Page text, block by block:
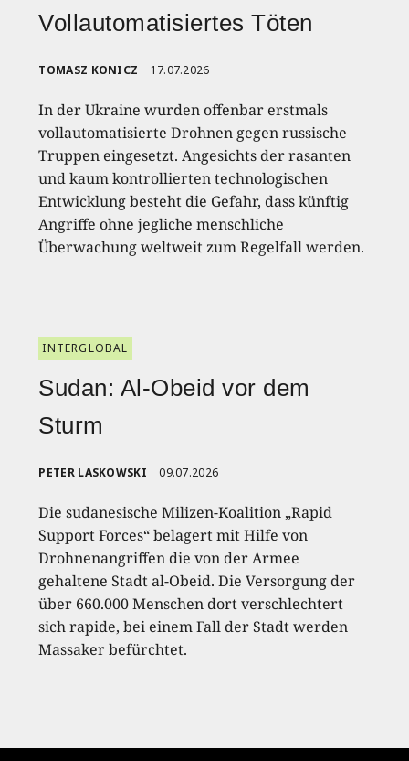
Vollautomatisiertes Töten
TOMASZ KONICZ 17.07.2026
In der Ukraine wurden offenbar erstmals
vollautomatisierte Drohnen gegen russische
Truppen eingesetzt. Angesichts der rasanten
und kaum kontrollierten technologischen
Entwicklung besteht die Gefahr, dass künftig
Angriffe ohne jegliche menschliche
Überwachung weltweit zum Regelfall werden.
INTERGLOBAL
Sudan: Al-Obeid vor dem
Sturm
PETER LASKOWSKI 09.07.2026
Die sudanesische Milizen-Koalition „Rapid
Support Forces“ belagert mit Hilfe von
Drohnenangriffen die von der Armee
gehaltene Stadt al-Obeid. Die Versorgung der
über 660.000 Menschen dort verschlechtert
sich rapide, bei einem Fall der Stadt werden
Massaker befürchtet.